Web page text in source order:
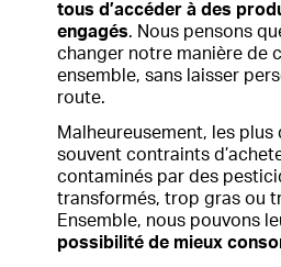
tous d’accéder à des
engagés. Nous pensons
changer notre manière de
ensemble, sans laisser
route.
Malheureusement, les plus
souvent contraints
contaminés par des
transformés, trop gras ou
Ensemble, nous pouvons
possibilité de mieux